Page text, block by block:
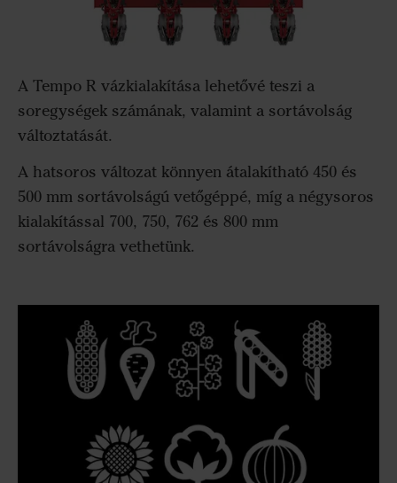
A Tempo R vázkialakítása lehetővé teszi a
soregységek számának, valamint a sortávolság
változtatását.
A hatsoros változat könnyen átalakítható 450 és
500 mm sortávolságú vetőgéppé, míg a négysoros
kialakítással 700, 750, 762 és 800 mm
sortávolságra vethetünk.